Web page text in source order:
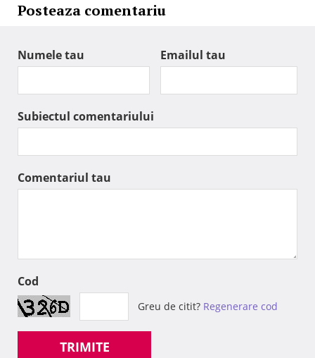
Posteaza comentariu
Numele tau Emailul tau
Subiectul comentariului
Comentariul tau
Cod
Greu de citit? Regenerare cod
TRIMITE